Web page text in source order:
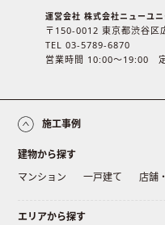
運営会社 株式会社ニューユニ
〒150-0012 東京都渋谷区
TEL 03-5789-6870
営業時間 10:00〜19:00
施工事例
建物から探す
マンション
一戸建て 店舗
エリアから探す